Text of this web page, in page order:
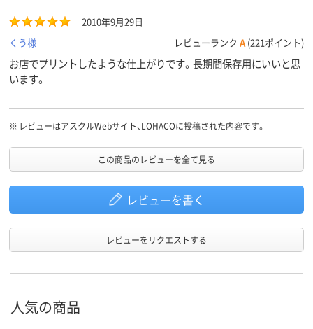
2010年9月29日
くう様
レビューランク A (221ポイント)
お店でプリントしたような仕上がりです。長期間保存用にいいと思
います。
※ レビューはアスクルWebサイト、LOHACOに投稿された内容です。
この商品のレビューを全て見る
レビューを書く
レビューをリクエストする
人気の商品